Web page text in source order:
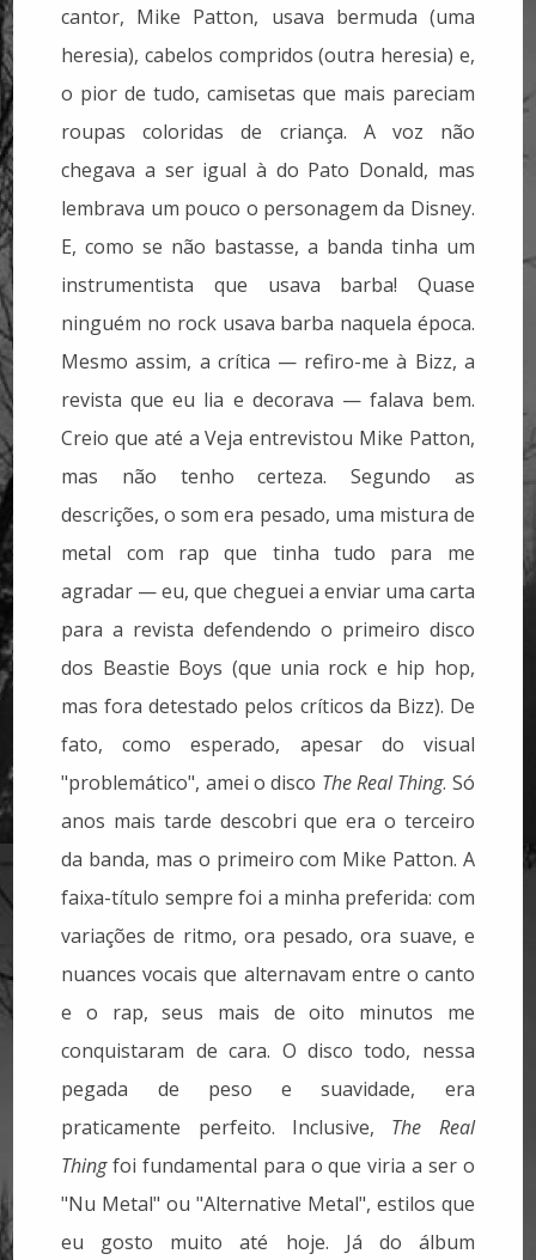
cantor, Mike Patton, usava bermuda (uma
heresia), cabelos compridos (outra heresia) e,
o pior de tudo, camisetas que mais pareciam
roupas coloridas de criança. A voz não
chegava a ser igual à do Pato Donald, mas
lembrava um pouco o personagem da Disney.
E, como se não bastasse, a banda tinha um
instrumentista que usava barba! Quase
ninguém no rock usava barba naquela época.
Mesmo assim, a crítica — refiro-me à Bizz, a
revista que eu lia e decorava — falava bem.
Creio que até a Veja entrevistou Mike Patton,
mas não tenho certeza. Segundo as
descrições, o som era pesado, uma mistura de
metal com rap que tinha tudo para me
agradar — eu, que cheguei a enviar uma carta
para a revista defendendo o primeiro disco
dos Beastie Boys (que unia rock e hip hop,
mas fora detestado pelos críticos da Bizz). De
fato, como esperado, apesar do visual
"problemático", amei o disco The Real Thing. Só
anos mais tarde descobri que era o terceiro
da banda, mas o primeiro com Mike Patton. A
faixa-título sempre foi a minha preferida: com
variações de ritmo, ora pesado, ora suave, e
nuances vocais que alternavam entre o canto
e o rap, seus mais de oito minutos me
conquistaram de cara. O disco todo, nessa
pegada de peso e suavidade, era
praticamente perfeito. Inclusive, The Real
Thingfoi fundamental para o que viria a ser o
"Nu Metal" ou "Alternative Metal", estilos que
eu gosto muito até hoje. Já do álbum